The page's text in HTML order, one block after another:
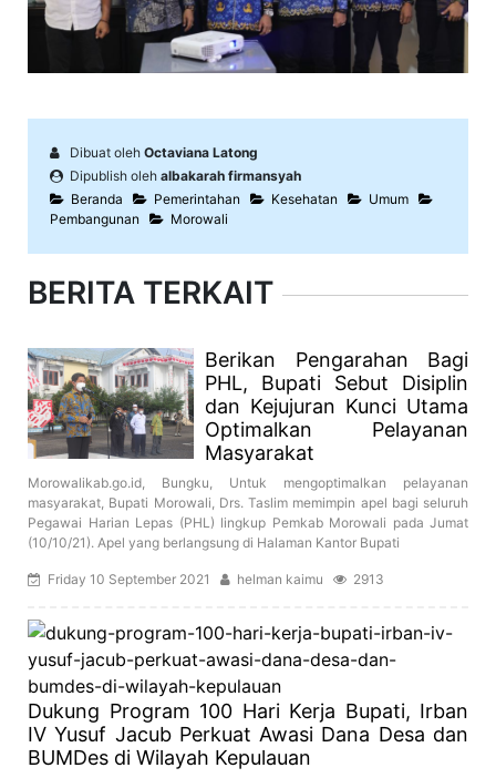
Dibuat oleh Octaviana Latong
Dipublish oleh albakarah firmansyah
Beranda
Pemerintahan Kesehatan
Umum
Pembangunan
Morowali
BERITA TERKAIT
Berikan Pengarahan Bagi
PHL, Bupati Sebut Disiplin
dan Kejujuran Kunci Utama
Optimalkan Pelayanan
Masyarakat
Morowalikab.go.id, Bungku, Untuk mengoptimalkan pelayanan
masyarakat, Bupati Morowali, Drs. Taslim memimpin apel bagi seluruh
Pegawai Harian Lepas (PHL) lingkup Pemkab Morowali pada Jumat
(10/10/21). Apel yang berlangsung di Halaman Kantor Bupati
Friday 10 September 2021 helman kaimu 2913
Dukung Program 100 Hari Kerja Bupati, Irban
IV Yusuf Jacub Perkuat Awasi Dana Desa dan
BUMDes di Wilayah Kepulauan